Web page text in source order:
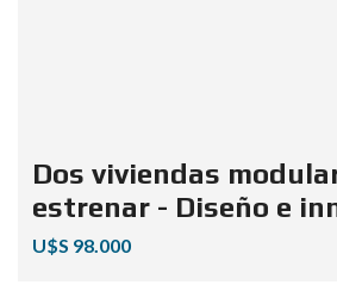
Dos viviendas
estrenar - Diseño e
U$S 98.000